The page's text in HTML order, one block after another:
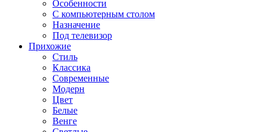
Особенности
С компьютерным столом
Назначение
Под телевизор
Прихожие
Стиль
Классика
Современные
Модерн
Цвет
Белые
Венге